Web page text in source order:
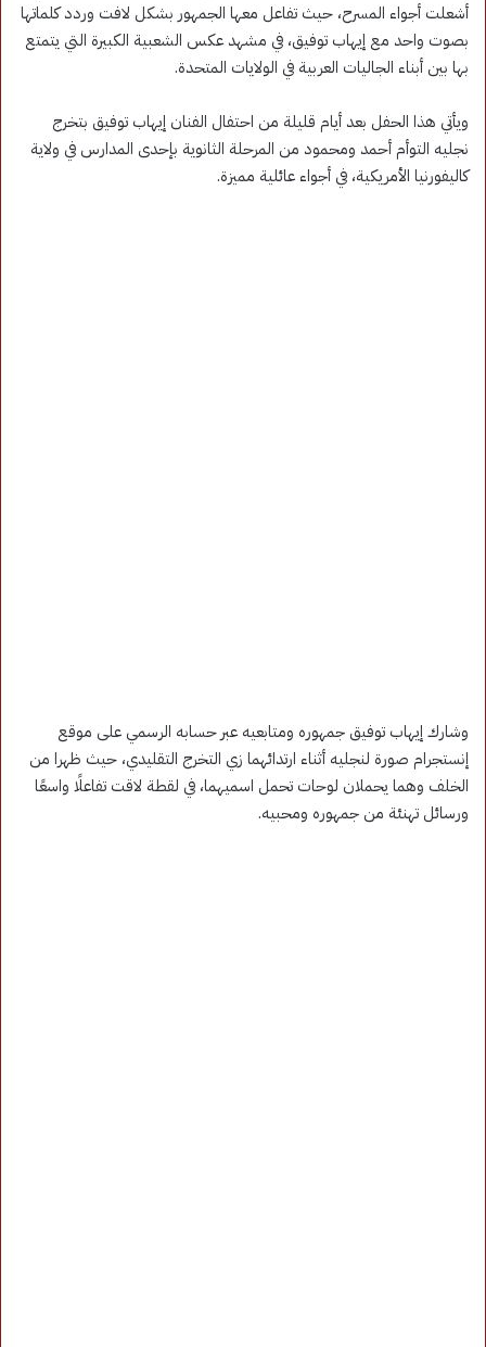
أشعلت أجواء المسرح، حيث تفاعل معها الجمهور بشكل لافت وردد كلماتها
بصوت واحد مع إيهاب توفيق، في مشهد عكس الشعبية الكبيرة التي يتمتع
بها بين أبناء الجاليات العربية في الولايات المتحدة.
ويأتي هذا الحفل بعد أيام قليلة من احتفال الفنان إيهاب توفيق بتخرج
نجليه التوأم أحمد ومحمود من المرحلة الثانوية بإحدى المدارس في ولاية
كاليفورنيا الأمريكية، في أجواء عائلية مميزة.
وشارك إيهاب توفيق جمهوره ومتابعيه عبر حسابه الرسمي على موقع
إنستجرام صورة لنجليه أثناء ارتدائهما زي التخرج التقليدي، حيث ظهرا من
الخلف وهما يحملان لوحات تحمل اسميهما، في لقطة لاقت تفاعلًا واسعًا
ورسائل تهنئة من جمهوره ومحبيه.